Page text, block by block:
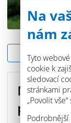
Na
nám
Tyto
cookie k
sledovací
stránkami
„Povolit
Podrobnější
Zpět na
Máte
poradit